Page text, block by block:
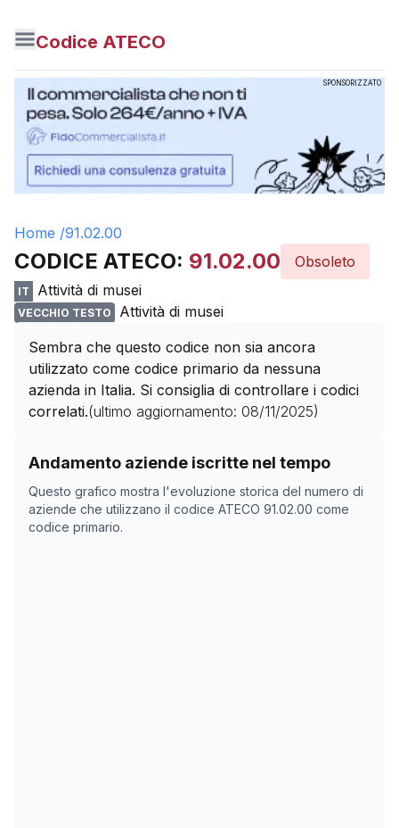
Codice ATECO
SPONSORIZZATO
Home /91.02.00
CODICE ATECO: 91.02.00 Obsoleto
IT Attività di musei
VECCHIO TESTO
Attività di musei
Sembra che questo codice non sia ancora
utilizzato come codice primario da nessuna
azienda in Italia. Si consiglia di controllare i codici
correlati.(ultimo aggiornamento: 08/11/2025)
Andamento aziende iscritte nel tempo
Questo grafico mostra l'evoluzione storica del numero di
aziende che utilizzano il codice ATECO 91.02.00 come
codice primario.
Storico numero di aziende con codice ATECO
Data rilevazione
31/03/2025
0
15/05/2025